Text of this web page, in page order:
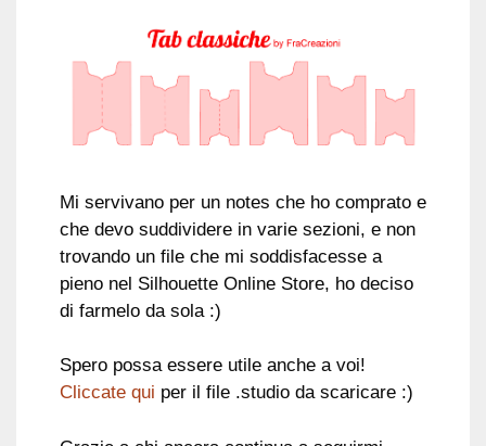
Mi servivano per un notes che ho comprato e
che devo suddividere in varie sezioni, e non
trovando un file che mi soddisfacesse a
pieno nel Silhouette Online Store, ho deciso
di farmelo da sola :)
Spero possa essere utile anche a voi!
Cliccate qui per il file .studio da scaricare :)